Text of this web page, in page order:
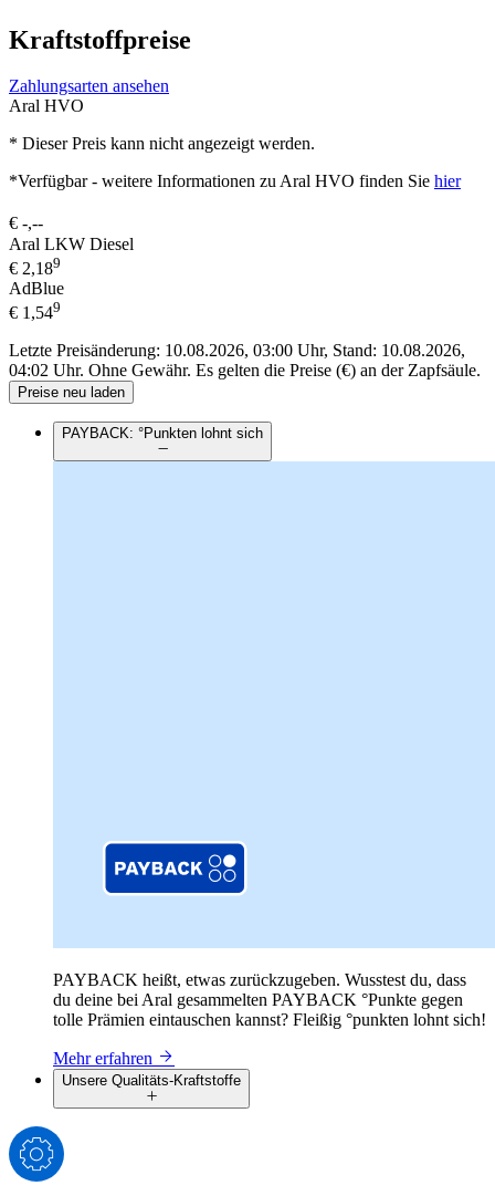
Kraftstoffpreise
Zahlungsarten ansehen
Aral HVO
* Dieser Preis kann nicht angezeigt werden.
*Verfügbar - weitere Informationen zu Aral HVO finden Sie hier
€ -,--
Aral LKW Diesel
€ 2,189
AdBlue
€ 1,549
Letzte Preisänderung: 10.08.2026, 03:00 Uhr, Stand: 10.08.2026,
04:02 Uhr. Ohne Gewähr. Es gelten die Preise (€) an der Zapfsäule.
Preise neu laden
PAYBACK: °Punkten lohnt sich
PAYBACK heißt, etwas zurückzugeben. Wusstest du, dass
du deine bei Aral gesammelten PAYBACK °Punkte gegen
tolle Prämien eintauschen kannst? Fleißig °punkten lohnt sich!
Mehr erfahren
Unsere Qualitäts-Kraftstoffe